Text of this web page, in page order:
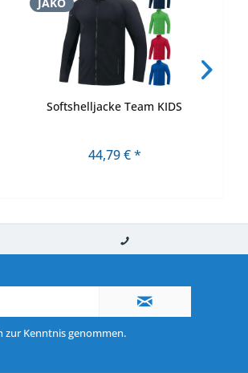
Softshelljacke Team KIDS
44,79 € *
zur Kenntnis genommen.